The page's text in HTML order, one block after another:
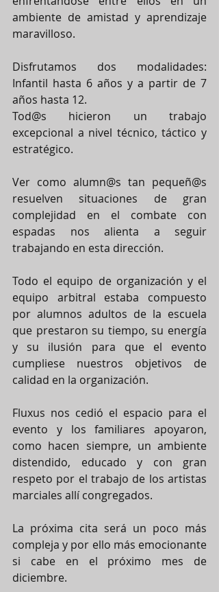
ambiente de amistad y aprendizaje
maravilloso.
Disfrutamos dos modalidades:
Infantil hasta 6 años y a partir de 7
años hasta 12.
Tod@s hicieron un trabajo
excepcional a nivel técnico, táctico y
estratégico.
Ver como alumn@s tan pequeñ@s
resuelven situaciones de gran
complejidad en el combate con
espadas nos alienta a seguir
trabajando en esta dirección.
Todo el equipo de organización y el
equipo arbitral estaba compuesto
por alumnos adultos de la escuela
que prestaron su tiempo, su energía
y su ilusión para que el evento
cumpliese nuestros objetivos de
calidad en la organización.
Fluxus nos cedió el espacio para el
evento y los familiares apoyaron,
como hacen siempre, un ambiente
distendido, educado y con gran
respeto por el trabajo de los artistas
marciales allí congregados.
La próxima cita será un poco más
compleja y por ello más emocionante
si cabe en el próximo mes de
diciembre.